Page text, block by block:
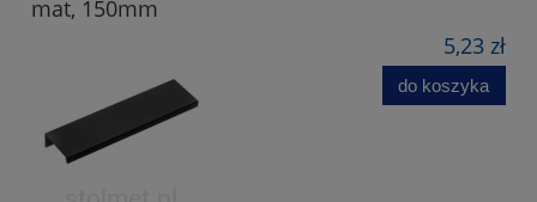
mat, 150mm
5,23 zł
do koszyka